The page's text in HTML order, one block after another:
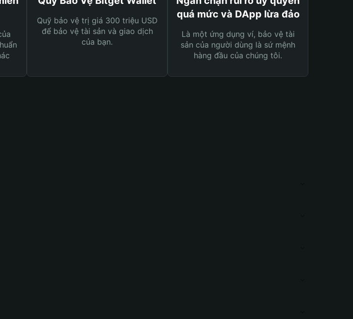
Quỹ bảo vệ trị giá 300 triệu USD
để bảo vệ tài sản và giao dịch
của bạn.
quá mức và DApp lừa đảo
Là một ứng dụng ví, bảo vệ tài
sản của người dùng là sứ mệnh
hàng đầu của chúng tôi.